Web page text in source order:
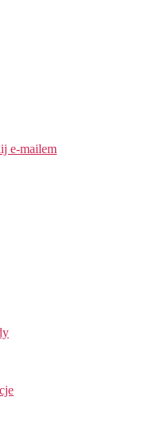
e-mailem